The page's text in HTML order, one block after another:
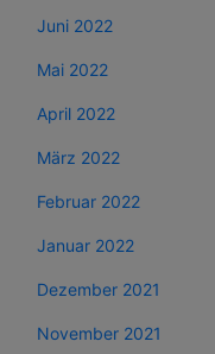
Juni 2022
Mai 2022
April 2022
März 2022
Februar 2022
Januar 2022
Dezember 2021
November 2021